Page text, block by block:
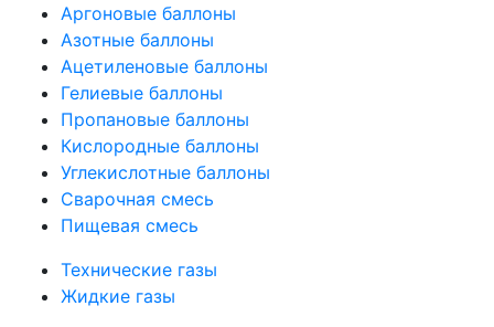
Аргоновые баллоны
Азотные баллоны
Ацетиленовые баллоны
Гелиевые баллоны
Пропановые баллоны
Кислородные баллоны
Углекислотные баллоны
Сварочная смесь
Пищевая смесь
Технические газы
Жидкие газы